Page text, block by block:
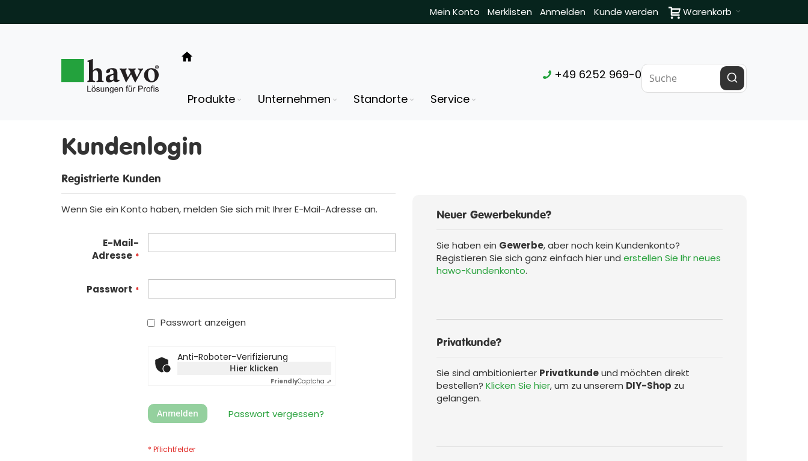
Inhalt
Warenkorb
Kunde werden
Mein Konto Merklisten Anmelden
Produkte Unternehmen Standorte Service
+49 6252 969-0
Kundenlogin
Registrierte Kunden
Wenn Sie ein Konto haben, melden Sie sich mit Ihrer E-Mail-Adresse an.
E-Mail-
Adresse
Passwort
Passwort anzeigen
Anti-Roboter-Verifizierung
Hier klicken
FriendlyCaptcha ⇗
Anmelden Passwort vergessen?
Neuer Gewerbekunde?
Sie haben ein Gewerbe, aber noch kein Kundenkonto?
Registieren Sie sich ganz einfach hier und erstellen Sie Ihr neues
hawo-Kundenkonto.
Privatkunde?
Sie sind ambitionierter Privatkundeund möchten direkt
bestellen? Klicken Sie hier, um zu unserem DIY-Shop zu
gelangen.